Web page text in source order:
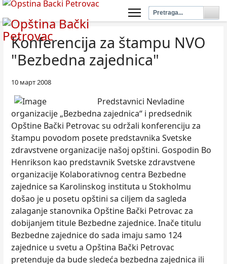
Konferencija za štampu NVO
"Bezbedna zajednica"
10 март 2008
Predstavnici Nevladine
organizacije „Bezbedna zajednica“ i predsednik
Opštine Bački Petrovac su održali konferenciju za
štampu povodom posete predstavnika Svetske
zdravstvene organizacije našoj opštini. Gospodin Bo
Henrikson kao predstavnik Svetske zdravstvene
organizacije Kolaborativnog centra Bezbedne
zajednice sa Karolinskog instituta u Stokholmu
došao je u posetu opštini sa ciljem da sagleda
zalaganje stanovnika Opštine Bački Petrovac za
dobijanjem titule Bezbedne zajednice. Inače titulu
Bezbedne zajednice do sada imaju samo 124
zajednice u svetu a Opština Bački Petrovac
pretenduje da bude sledeća bezbedna zajednica ili